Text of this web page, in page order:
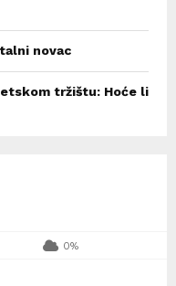
novac
tržištu: Hoće li
0%